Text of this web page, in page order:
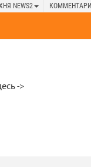
NEWS2
->